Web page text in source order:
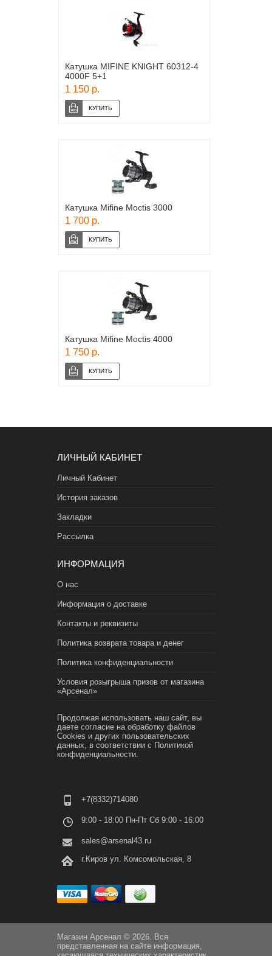
Катушка MIFINE KNIGHT 60312-4
4000F 5+1
1 150 р.
Катушка Mifine Moctis 3000
1 700 р.
Катушка Mifine Moctis 4000
1 750 р.
ЛИЧНЫЙ КАБИНЕТ
Личный Кабинет
История заказов
Закладки
Рассылка
ИНФОРМАЦИЯ
О нас
Информация о доставке
Контакты и реквизиты
Политика возврата товара и денег
Политика конфиденциальности
Условия розыгрыша призов от магазина
«Арсенал»
Продолжая использовать наш сайт, вы
даете согласие на обработку файлов
Cookies и других пользовательских
данных, в соответствии с Политикой
конфиденциальности.
+7(8332)714080
9:00 - 18:00 Пн-Пт Сб 9:00 - 16:00
sales@arsenal43.ru
г.Киров ул. Комсомольская, 8
Магазин Арсенал © 2026. Вся
представленная на сайте информация,